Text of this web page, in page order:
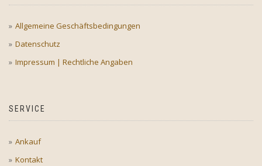
Allgemeine Geschäftsbedingungen
Datenschutz
Impressum | Rechtliche Angaben
SERVICE
Ankauf
Kontakt